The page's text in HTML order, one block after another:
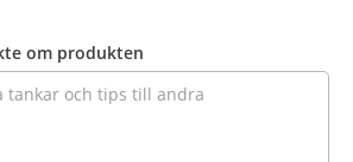
om produkten